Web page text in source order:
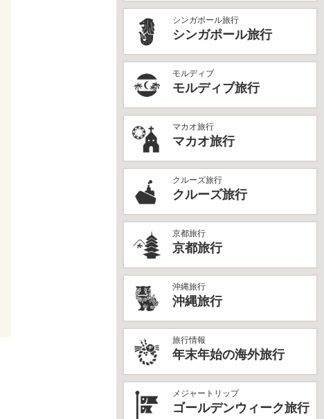
シンガポール旅行
シンガポール旅行
モルディブ
モルディブ旅行
マカオ旅行
マカオ旅行
クルーズ旅行
クルーズ旅行
京都旅行
京都旅行
沖縄旅行
沖縄旅行
旅行情報
年末年始の海外旅行
メジャートリップ
ゴールデンウィーク旅行